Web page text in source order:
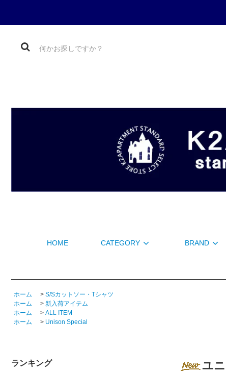
HOME CATEGORY BRAND
ホーム > S/Sカットソー・Tシャツ
ホーム
> 新入荷アイテム
ホーム
> ALL ITEM
ホーム
> Unison Special
ランキング
ユ